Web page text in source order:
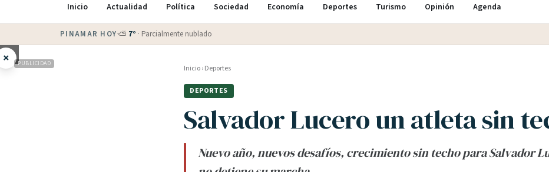
Inicio Actualidad Política Sociedad Economía Deportes Turismo Opinión Agenda
PINAMAR HOY·💵 Dólar blue$1530 · oficial $
× PUBLICIDAD Inicio›Deportes
DEPORTES
Salvador Lucero un atleta sin
Nuevo año, nuevos desafíos, crecimiento sin techo para Salvador